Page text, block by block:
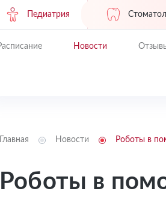
Педиатрия
Новости
Главная Новости Роботы в
Роботы в